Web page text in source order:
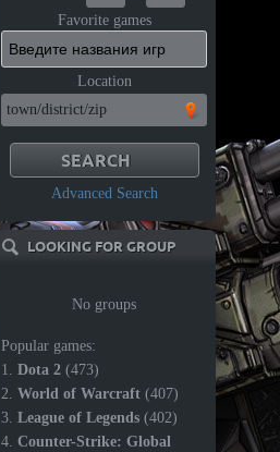
Favorite games
Location
Advanced Search
LOOKING FOR GROUP
No groups
Popular games:
1. Dota 2 (473)
2. World of Warcraft (407)
3. League of Legends (402)
4. Counter-Strike: Global